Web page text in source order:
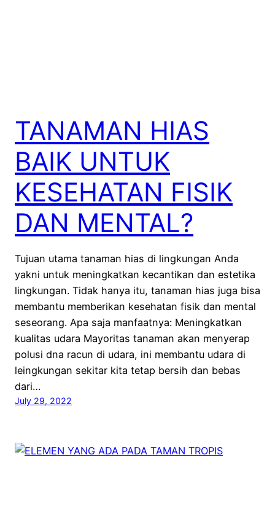
TANAMAN HIAS
BAIK UNTUK
KESEHATAN FISIK
DAN MENTAL?
Tujuan utama tanaman hias di lingkungan Anda
yakni untuk meningkatkan kecantikan dan estetika
lingkungan. Tidak hanya itu, tanaman hias juga bisa
membantu memberikan kesehatan fisik dan mental
seseorang. Apa saja manfaatnya: Meningkatkan
kualitas udara Mayoritas tanaman akan menyerap
polusi dna racun di udara, ini membantu udara di
leingkungan sekitar kita tetap bersih dan bebas
dari…
July 29, 2022